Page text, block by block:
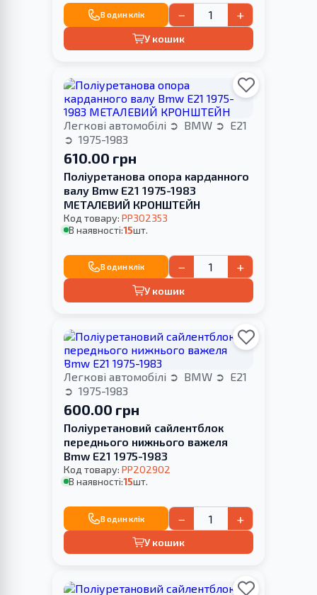
В один клік − +
У кошик
Легкові автомобілі BMW
E21
1975-1983
610.00 грн
Поліуретанова опора карданного
валу Bmw E21 1975-1983
МЕТАЛЕВИЙ КРОНШТЕЙН
Код товару: PP302353
В наявності:15шт.
В один клік − +
У кошик
Легкові автомобілі BMW
E21
1975-1983
600.00 грн
Поліуретановий сайлентблок
переднього нижнього важеля
Bmw E21 1975-1983
Код товару: PP202902
В наявності:15шт.
В один клік − +
У кошик